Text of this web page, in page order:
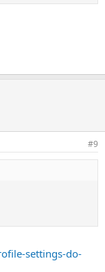
#9
settings-do-